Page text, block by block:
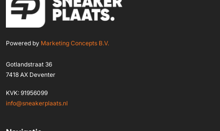
Powered by Marketing Concepts B.V.
Gotlandstraat 36
7418 AX Deventer
KVK: 91956099
info@sneakerplaats.nl